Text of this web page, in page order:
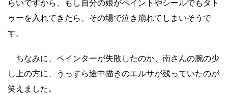
らいですから、もし自分の娘がペイントやシールでもタト
ゥーを入れてきたら、その場で泣き崩れてしまいそうで
す。
ちなみに、ペインターが失敗したのか、南さんの腕の少
し上の方に、うっすら途中描きのエルサが残っていたのが
笑えました。